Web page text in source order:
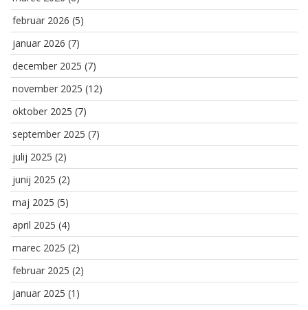
februar 2026 (5)
januar 2026 (7)
december 2025 (7)
november 2025 (12)
oktober 2025 (7)
september 2025 (7)
julij 2025 (2)
junij 2025 (2)
maj 2025 (5)
april 2025 (4)
marec 2025 (2)
februar 2025 (2)
januar 2025 (1)